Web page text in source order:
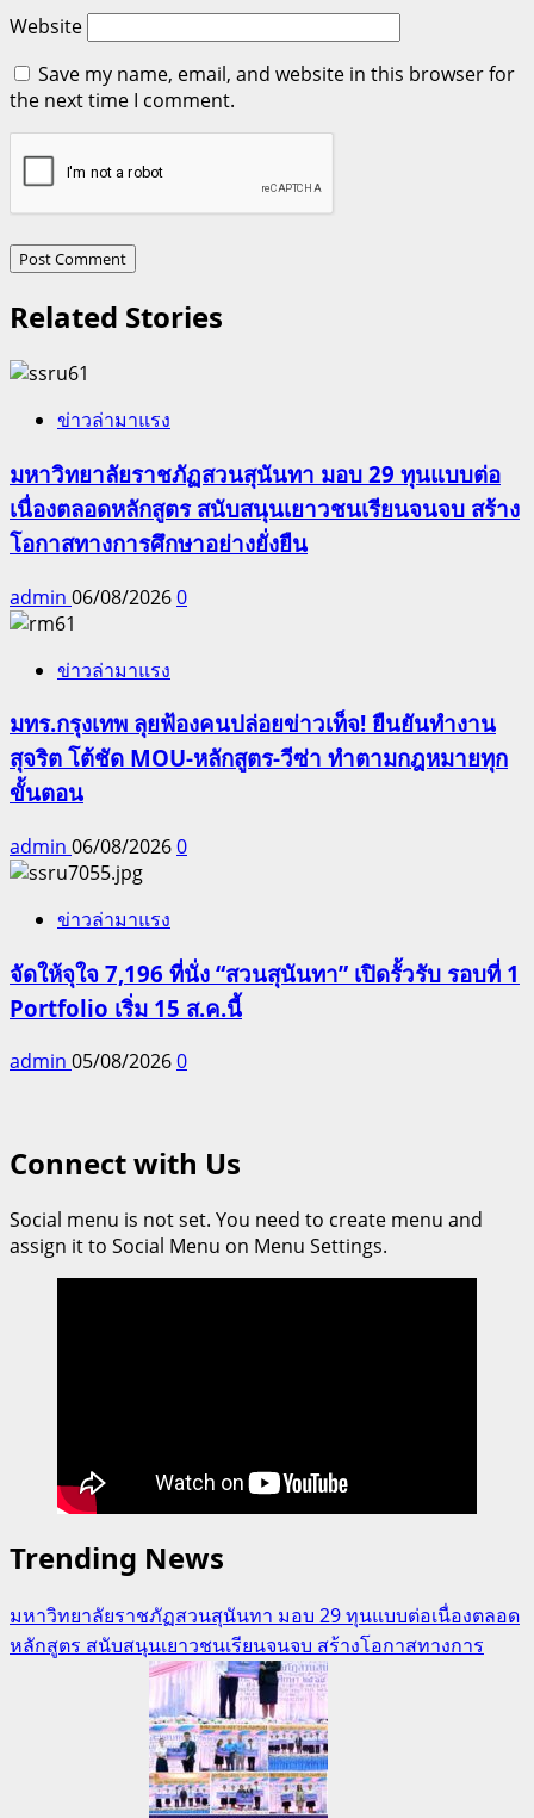
Website
Save my name, email, and website in this browser for
the next time I comment.
Related Stories
ข่าวล่ามาแรง
มหาวิทยาลัยราชภัฏสวนสุนันทา มอบ 29 ทุนแบบต่อ
เนื่องตลอดหลักสูตร สนับสนุนเยาวชนเรียนจนจบ สร้าง
โอกาสทางการศึกษาอย่างยั่งยืน
admin 06/08/20260
ข่าวล่ามาแรง
มทร.กรุงเทพ ลุยฟ้องคนปล่อยข่าวเท็จ! ยืนยันทำงาน
สุจริต โต้ชัด MOU-หลักสูตร-วีซ่า ทำตามกฎหมายทุก
ขั้นตอน
admin 06/08/20260
ข่าวล่ามาแรง
จัดให้จุใจ 7,196 ที่นั่ง “สวนสุนันทา” เปิดรั้วรับ รอบที่ 1
Portfolio เริ่ม 15 ส.ค.นี้
admin 05/08/20260
Connect with Us
Social menu is not set. You need to create menu and
assign it to Social Menu on Menu Settings.
Trending News
มหาวิทยาลัยราชภัฏสวนสุนันทา มอบ 29 ทุนแบบต่อเนื่องตลอด
หลักสูตร สนับสนุนเยาวชนเรียนจนจบ สร้างโอกาสทางการ